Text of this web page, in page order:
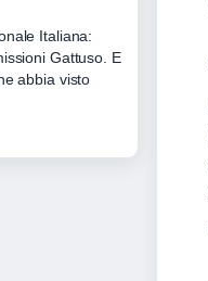
Italiana: guida a
il tono